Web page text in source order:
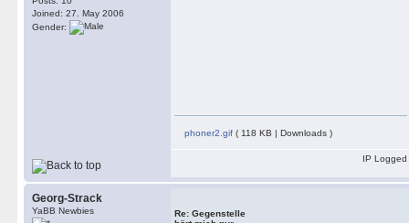
Joined: 27. May 2006
Gender:
phoner2.gif ( 118 KB | Downloads )
IP Logged
Georg-Strack
YaBB Newbies
Re: Gegenstelle